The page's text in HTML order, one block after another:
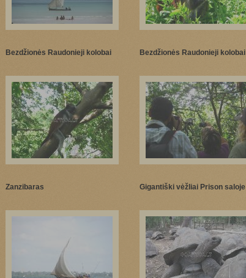
Bezdžionės Raudonieji kolobai Bezdžionės Raudonieji kolobai
Zanzibaras Gigantiški vėžliai Prison saloje